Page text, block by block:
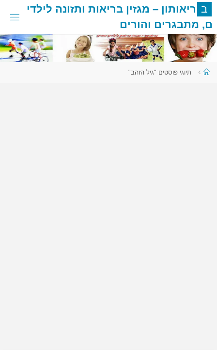
דלגו
לתוכן
ב ריאותון – מגזין בריאות ותזונה לילדי
ם, מתבגרים והורים
עמוד תיוגי פוסטים "גיל הזהב"